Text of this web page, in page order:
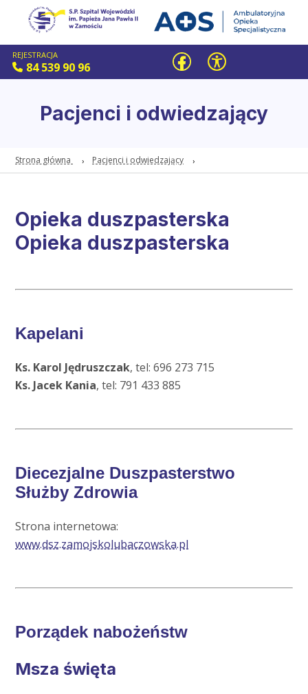
REJESTRACJA
84 539 90 96
Pacjenci i odwiedzający
Strona główna Pacjenci i odwiedzający
Opieka duszpasterska
Opieka duszpasterska
Kapelani
Ks. Karol Jędruszczak, tel: 696 273 715
Ks. Jacek Kania, tel: 791 433 885
Diecezjalne Duszpasterstwo
Służby Zdrowia
Strona internetowa:
www.dsz.zamojskolubaczowska.pl
Porządek nabożeństw
Msza święta